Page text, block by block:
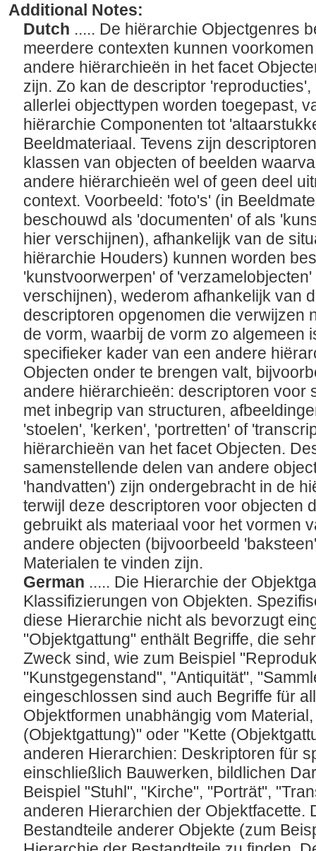
Additional Notes:
Dutch ..... De hiërarchie Objectgenres
meerdere contexten kunnen
andere hiërarchieën in het facet
zijn. Zo kan de descriptor
allerlei objecttypen worden toegepast,
hiërarchie Componenten tot
Beeldmateriaal. Tevens zijn
klassen van objecten of beelden
andere hiërarchieën wel of geen deel
context. Voorbeeld: 'foto's' (in
beschouwd als 'documenten' of als
hier verschijnen), afhankelijk van de
hiërarchie Houders) kunnen worden
'kunstvoorwerpen' of
verschijnen), wederom afhankelijk van
descriptoren opgenomen die verwijzen
de vorm, waarbij de vorm zo algemeen
specifieker kader van een andere
Objecten onder te brengen valt,
andere hiërarchieën: descriptoren voor
met inbegrip van structuren,
'stoelen', 'kerken', 'portretten' of
hiërarchieën van het facet Objecten.
samenstellende delen van andere
'handvatten') zijn ondergebracht in de
terwijl deze descriptoren voor objecten
gebruikt als materiaal voor het vormen
andere objecten (bijvoorbeeld
Materialen te vinden zijn.
German ..... Die Hierarchie der
Klassifizierungen von Objekten.
diese Hierarchie nicht als bevorzugt
"Objektgattung" enthält Begriffe, die
Zweck sind, wie zum Beispiel
"Kunstgegenstand", "Antiquität",
eingeschlossen sind auch Begriffe für
Objektformen unabhängig vom
(Objektgattung)" oder "Kette
anderen Hierarchien: Deskriptoren für
einschließlich Bauwerken, bildlichen
Beispiel "Stuhl", "Kirche", "Porträt",
anderen Hierarchien der Objektfacette.
Bestandteile anderer Objekte (zum